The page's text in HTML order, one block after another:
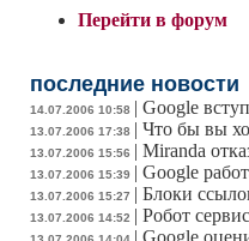
Перейти в форум
последние новости
14.07.2006 10:58 | Google
13.07.2006 17:38 | Что бы вы
13.07.2006 15:56 | Miranda
13.07.2006 15:39 | Google
13.07.2006 15:27 | Блоки
13.07.2006 14:52 | Робот